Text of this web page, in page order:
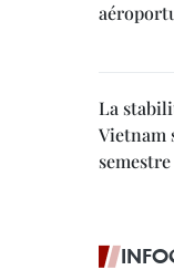
La
Vietnam
semestre